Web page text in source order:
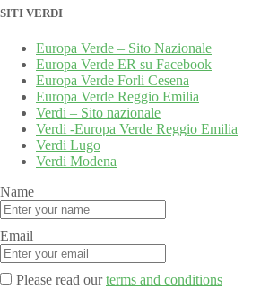
SITI VERDI
Europa Verde – Sito Nazionale
Europa Verde ER su Facebook
Europa Verde Forli Cesena
Europa Verde Reggio Emilia
Verdi – Sito nazionale
Verdi -Europa Verde Reggio Emilia
Verdi Lugo
Verdi Modena
Name
Email
Please read ourterms and conditions